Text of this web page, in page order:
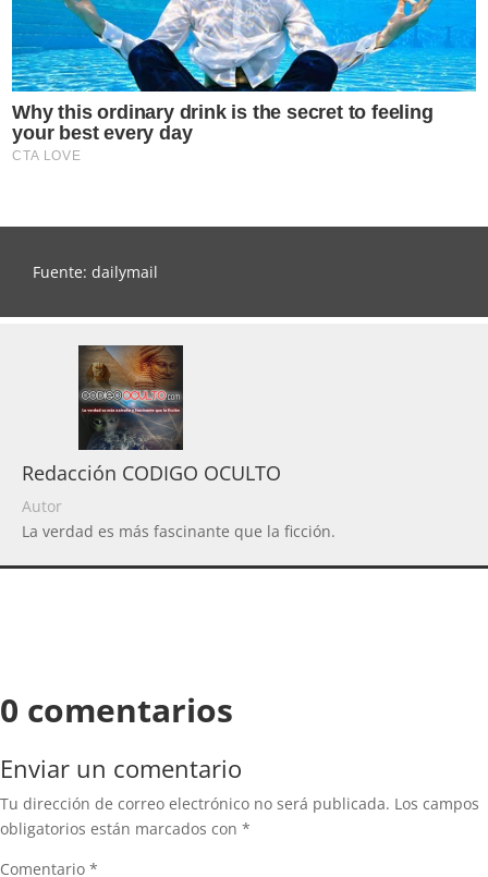
Fuente: dailymail
Redacción CODIGO OCULTO
Autor
La verdad es más fascinante que la ficción.
0 comentarios
Enviar un comentario
Tu dirección de correo electrónico no será publicada. Los campos
obligatorios están marcados con *
Comentario *